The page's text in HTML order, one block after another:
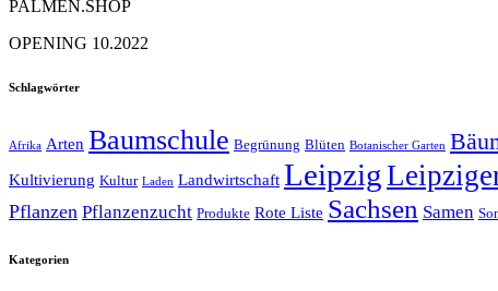
PALMEN.SHOP
OPENING 10.2022
Schlagwörter
Afrika Arten Baumschule Begrünung Blüten Botanischer Garten
Kultivierung Kultur Laden Landwirtschaft Leipzig
Pflanzen Pflanzenzucht Produkte Rote Liste Sachsen Samen
Kategorien